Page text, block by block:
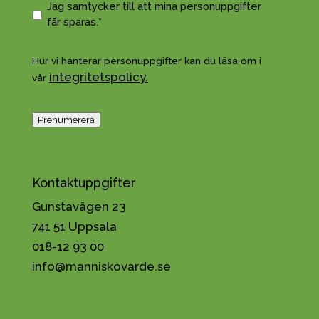
s
o
ä
n
a
h
t
r
i
n
a
Jag samtycker till att mina personuppgifter
får sparas.*
Hur vi hanterar personuppgifter kan du läsa om i
vår integritetspolicy.
Prenumerera
Kontaktuppgifter
Gunstavägen 23
741 51 Uppsala
018-12 93 00
info@manniskovarde.se